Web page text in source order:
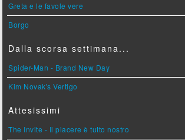
Greta e le favole vere
Borgo
Dalla scorsa settimana...
Spider-Man - Brand New Day
Kim Novak's Vertigo
Attesissimi
The Invite - Il piacere è tutto nostro